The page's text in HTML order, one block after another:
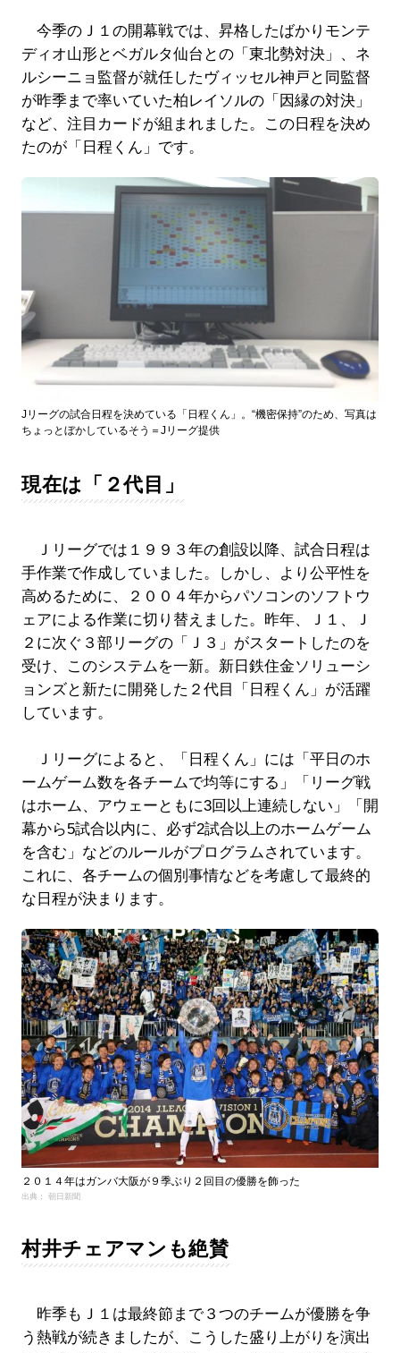
今季のＪ１の開幕戦では、昇格したばかりモンテ
ディオ山形とベガルタ仙台との「東北勢対決」、ネ
ルシーニョ監督が就任したヴィッセル神戸と同監督
が昨季まで率いていた柏レイソルの「因縁の対決」
など、注目カードが組まれました。この日程を決め
たのが「日程くん」です。
Jリーグの試合日程を決めている「日程くん」。“機密保持”のため、写真は
ちょっとぼかしているそう＝Jリーグ提供
現在は「２代目」
Ｊリーグでは１９９３年の創設以降、試合日程は
手作業で作成していました。しかし、より公平性を
高めるために、２００４年からパソコンのソフトウ
ェアによる作業に切り替えました。昨年、Ｊ１、Ｊ
２に次ぐ３部リーグの「Ｊ３」がスタートしたのを
受け、このシステムを一新。新日鉄住金ソリューシ
ョンズと新たに開発した２代目「日程くん」が活躍
しています。
Ｊリーグによると、「日程くん」には「平日のホ
ームゲーム数を各チームで均等にする」「リーグ戦
はホーム、アウェーともに3回以上連続しない」「開
幕から5試合以内に、必ず2試合以上のホームゲーム
を含む」などのルールがプログラムされています。
これに、各チームの個別事情などを考慮して最終的
な日程が決まります。
２０１４年はガンバ大阪が９季ぶり２回目の優勝を飾った
出典： 朝日新聞
村井チェアマンも絶賛
昨季もＪ１は最終節まで３つのチームが優勝を争
う熱戦が続きましたが、こうした盛り上がりを演出